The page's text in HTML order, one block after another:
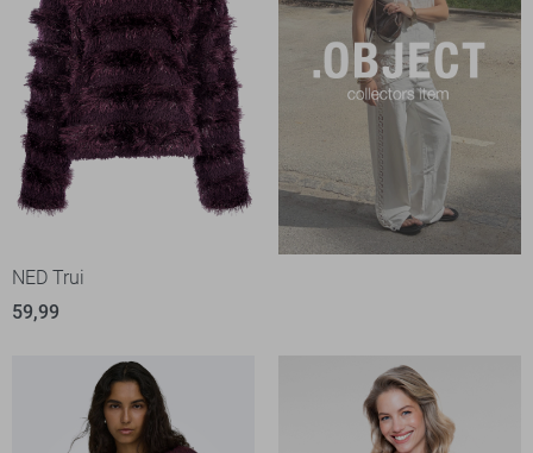
NED Trui
59,99